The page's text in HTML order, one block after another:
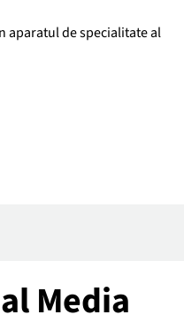
aparatul de specialitate al
Media